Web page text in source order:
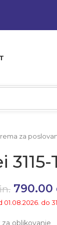
za
790.00
do
oblikovanje